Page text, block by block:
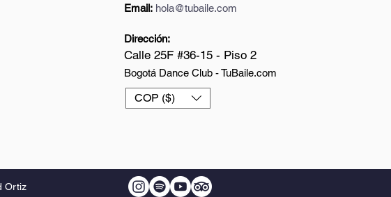
Email: hola@tubaile.com
Dirección:
Calle 25F #36-15 - Piso 2
Bogotá Dance Club - TuBaile.com
COP ($)
Ortiz